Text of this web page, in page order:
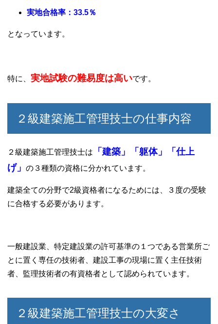
実地合格率：33.5％
となっています。
特に、 実地試験の難易度は高いです。
２級建築施工管理技士の仕事内容
２級建築施工管理技士は
「建築」「躯体」「仕上
げ」 の３種類の資格に分かれています。
建築全ての分野で2級資格者になるためには、３度の受験
に合格する必要があります。
一般建設業、特定建設業の許可基準の１つである営業所ご
とに置く専任の技術者、建設工事の現場に置く主任技術
者、監理技術者の有資格者として認められています。
２級建築施工管理技士の大変さ